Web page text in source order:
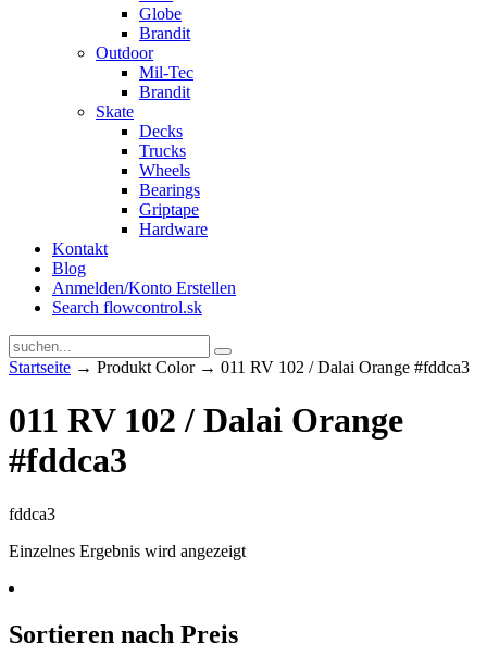
Globe
Brandit
Outdoor
Mil-Tec
Brandit
Skate
Decks
Trucks
Wheels
Bearings
Griptape
Hardware
Kontakt
Blog
Anmelden/Konto Erstellen
Search flowcontrol.sk
Startseite → Produkt Color → 011 RV 102 / Dalai Orange #fddca3
011 RV 102 / Dalai Orange
#fddca3
fddca3
Einzelnes Ergebnis wird angezeigt
Sortieren nach Preis